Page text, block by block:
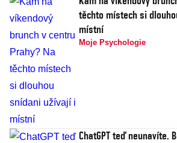
těchto místech si
místní
Moje Psychologie
ChatGPT teď neunavíte.